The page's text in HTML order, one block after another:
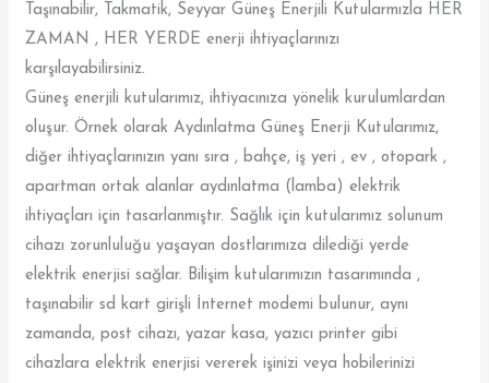
Taşınabilir, Takmatik, Seyyar Güneş Enerjili Kutularmızla HER
ZAMAN , HER YERDE enerji ihtiyaçlarınızı
karşılayabilirsiniz.
Güneş enerjili kutularımız, ihtiyacınıza yönelik kurulumlardan
oluşur. Örnek olarak Aydınlatma Güneş Enerji Kutularımız,
diğer ihtiyaçlarınızın yanı sıra , bahçe, iş yeri , ev , otopark ,
apartman ortak alanlar aydınlatma (lamba) elektrik
ihtiyaçları için tasarlanmıştır. Sağlık için kutularımız solunum
cihazı zorunluluğu yaşayan dostlarımıza dilediği yerde
elektrik enerjisi sağlar. Bilişim kutularımızın tasarımında ,
taşınabilir sd kart girişli İnternet modemi bulunur, aynı
zamanda, post cihazı, yazar kasa, yazıcı printer gibi
cihazlara elektrik enerjisi vererek işinizi veya hobilerinizi